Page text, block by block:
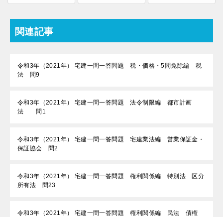
関連記事
令和3年（2021年） 宅建一問一答問題 税・価格・5問免除編 税
法 問9
令和3年（2021年） 宅建一問一答問題 法令制限編 都市計画
法 問1
令和3年（2021年） 宅建一問一答問題 宅建業法編 営業保証金・
保証協会 問2
令和3年（2021年） 宅建一問一答問題 権利関係編 特別法 区分
所有法 問23
令和3年（2021年） 宅建一問一答問題 権利関係編 民法 債権